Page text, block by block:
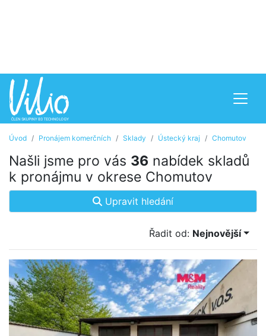
Úvod Pronájem komerčních Sklady Ústecký kraj Chomutov
Našli jsme pro vás 36 nabídek skladů
k pronájmu v okrese Chomutov
Upravit hledání
Řadit od: Nejnovější